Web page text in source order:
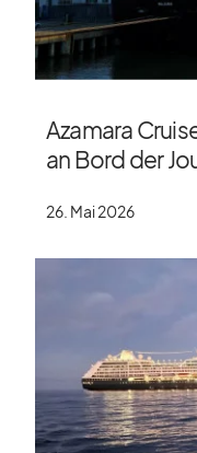
Azamara
an Bord der
26. Mai 2026